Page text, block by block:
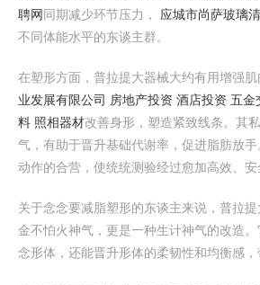
聘网 同期减少环节压力， 应城市尚萨玻璃
不同体能水平的东谈主群。
在塑形方面，普拉提大器械大约有用增强肌
业发展有限公司 房地产投资 酒店投资 五
料 照相器材改善身形，塑造紧致线条。其
气，有助于晋升基础代谢率，促进脂肪放
动作的合营，使统统测验经过愈加高效、安
关于念念要减脂塑形的东谈主来说，普拉
金不怕火神气，更是一种生计神气的改造
念形体，还能晋升形体的柔韧性和均衡感，